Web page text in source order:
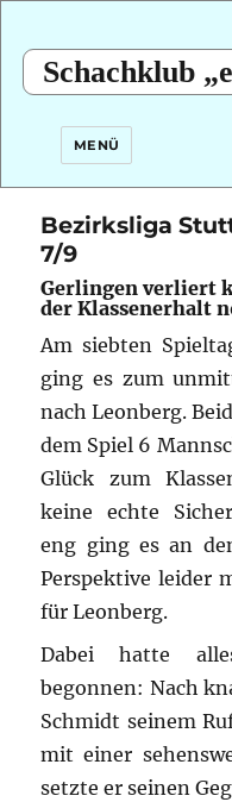
Schachklub
MENÜ
Bezirksliga
7/9
Gerlingen verliert
der Klassenerhalt
Am siebten
ging es zum
nach Leonberg.
dem Spiel 6
Glück zum
keine echte
eng ging es an
Perspektive leider
für Leonberg.
Dabei hatte
begonnen: Nach
Schmidt seinem
mit einer
setzte er seinen